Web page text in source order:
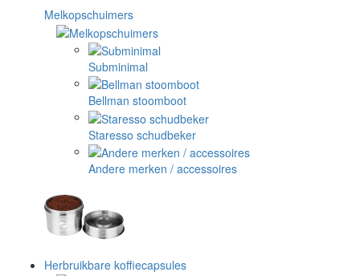
Melkopschuimers
Subminimal
Bellman stoomboot
Staresso schudbeker
Andere merken / accessoires
Herbruikbare koffiecapsules